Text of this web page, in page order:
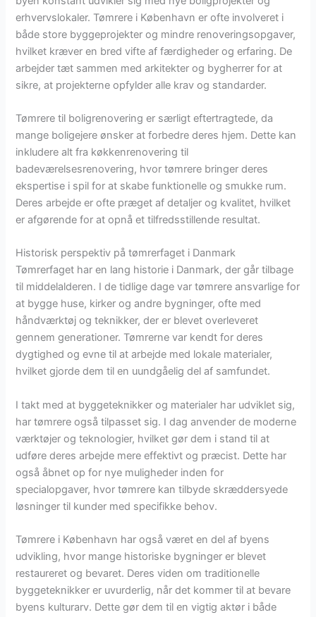
erhvervslokaler. Tømrere i København er ofte involveret i
både store byggeprojekter og mindre renoveringsopgaver,
hvilket kræver en bred vifte af færdigheder og erfaring. De
arbejder tæt sammen med arkitekter og bygherrer for at
sikre, at projekterne opfylder alle krav og standarder.
Tømrere til boligrenovering er særligt eftertragtede, da
mange boligejere ønsker at forbedre deres hjem. Dette kan
inkludere alt fra køkkenrenovering til
badeværelsesrenovering, hvor tømrere bringer deres
ekspertise i spil for at skabe funktionelle og smukke rum.
Deres arbejde er ofte præget af detaljer og kvalitet, hvilket
er afgørende for at opnå et tilfredsstillende resultat.
Historisk perspektiv på tømrerfaget i Danmark
Tømrerfaget har en lang historie i Danmark, der går tilbage
til middelalderen. I de tidlige dage var tømrere ansvarlige for
at bygge huse, kirker og andre bygninger, ofte med
håndværktøj og teknikker, der er blevet overleveret
gennem generationer. Tømrerne var kendt for deres
dygtighed og evne til at arbejde med lokale materialer,
hvilket gjorde dem til en uundgåelig del af samfundet.
I takt med at byggeteknikker og materialer har udviklet sig,
har tømrere også tilpasset sig. I dag anvender de moderne
værktøjer og teknologier, hvilket gør dem i stand til at
udføre deres arbejde mere effektivt og præcist. Dette har
også åbnet op for nye muligheder inden for
specialopgaver, hvor tømrere kan tilbyde skræddersyede
løsninger til kunder med specifikke behov.
Tømrere i København har også været en del af byens
udvikling, hvor mange historiske bygninger er blevet
restaureret og bevaret. Deres viden om traditionelle
byggeteknikker er uvurderlig, når det kommer til at bevare
byens kulturarv. Dette gør dem til en vigtig aktør i både